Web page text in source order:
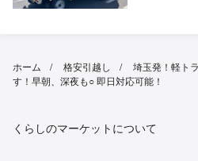
ホーム 格安引越し
埼玉発！軽ト
す！早朝、深夜も○ 即日対応可能！
くらしのマーケットについて